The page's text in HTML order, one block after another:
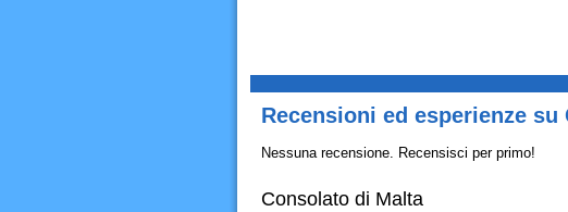
Recensioni ed esperienze
Nessuna recensione. Recensisci per primo!
Consolato di Malta